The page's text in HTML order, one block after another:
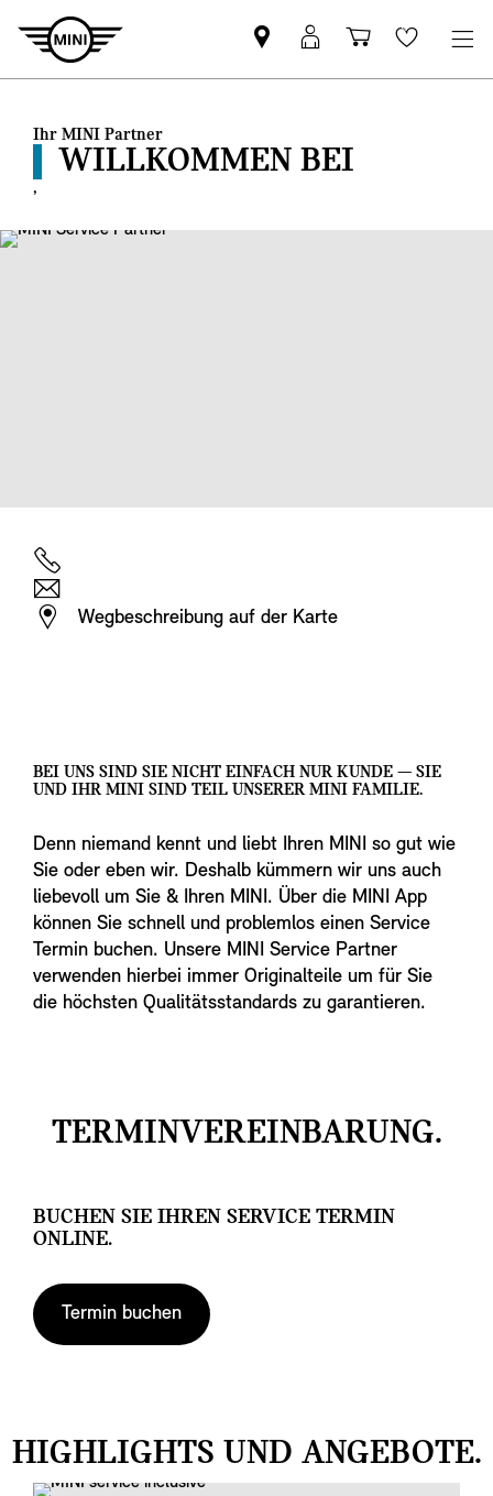
MINI
Partner
MINI
Login
Wishlist
Ihr MINI Partner
WILLKOMMEN BEI
,
Wegbeschreibung auf der Karte
BEI UNS SIND SIE NICHT EINFACH NUR KUNDE — SIE
UND IHR MINI SIND TEIL UNSERER MINI FAMILIE.
Denn niemand kennt und liebt Ihren MINI so gut wie
Sie oder eben wir. Deshalb kümmern wir uns auch
liebevoll um Sie & Ihren MINI. Über die MINI App
können Sie schnell und problemlos einen Service
Termin buchen. Unsere MINI Service Partner
verwenden hierbei immer Originalteile um für Sie
die höchsten Qualitätsstandards zu garantieren.
TERMINVEREINBARUNG.
BUCHEN SIE IHREN SERVICE TERMIN
ONLINE.
Termin buchen
HIGHLIGHTS UND ANGEBOTE.